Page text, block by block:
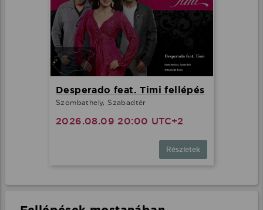
Desperado feat. Timi fellépés
Szombathely, Szabadtér
2026.08.09 20:00 UTC+2
Részletek